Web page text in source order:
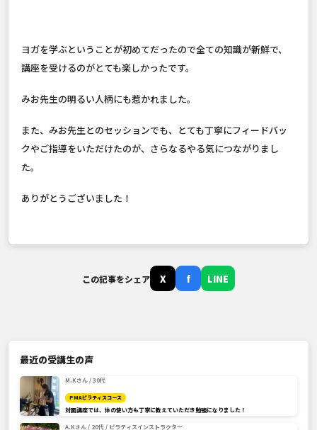
ヨガを学ぶということが初めてだったので全ての知識が新鮮で、
講座を受けるのがとても楽しかったです。
みお先生の明るい人柄にも惹かれました。
また、みお先生とのセッションでも、とても丁寧にフィードバッ
クやご指導をいただけたのが、さらなるやる気につながりまし
た。
ありがとうございました！
この記事をシェア X f LINE
最近の受講生の声
M.Kさん / 30代
PMAピラティスコース
対面講座では、体の使い方も丁寧に教えていただき勉強になりました！
A.Kさん / 20代 / ピラティスインストラクター